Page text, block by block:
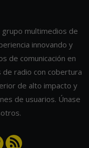
multimedios de
innovando y
de comunicación en
de radio con cobertura
de alto impacto y
de usuarios. Únase